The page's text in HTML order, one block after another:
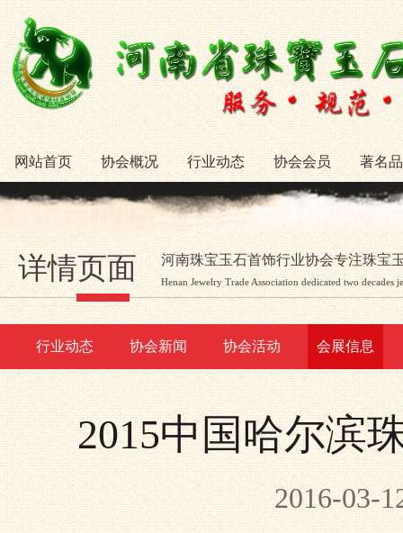
网站首页 协会概况 行业动态 协会会员 著名
详情页面 河南珠宝玉石首饰行业协会专注珠宝
Henan Jewelry Trade Association dedicated two decades
行业动态 协会新闻 协会活动 会展信息
2015中国哈尔滨
2016-